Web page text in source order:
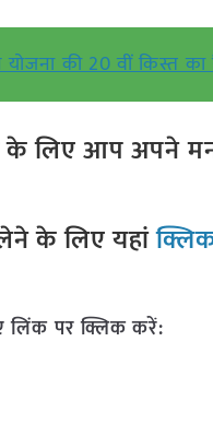
की 20 वीं किस्त
के लिए आप अपने
के लिए यहां
लिंक पर क्लिक करें: